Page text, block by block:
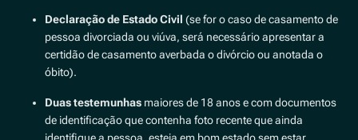
Declaração de Estado Civil (se for o caso de casamento de
pessoa divorciada ou viúva, será necessário apresentar a
certidão de casamento averbada o divórcio ou anotada o
óbito).
Duas testemunhas maiores de 18 anos e com documentos
de identificação que contenha foto recente que ainda
identifique a pessoa, esteja em bom estado sem estar